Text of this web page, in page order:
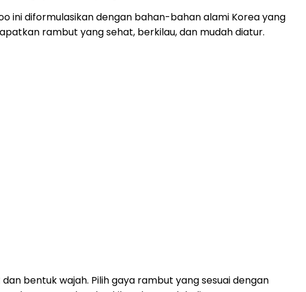
ini diformulasikan dengan bahan-bahan alami Korea yang
rambut yang sehat, berkilau, dan mudah diatur.
bentuk wajah. Pilih gaya rambut yang sesuai dengan